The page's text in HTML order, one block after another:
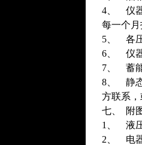
4、 仪器
每一个
5、 各
6、 仪器
7、 蓄
8、 静态
方联系
七、 附
1、 液
2、 电